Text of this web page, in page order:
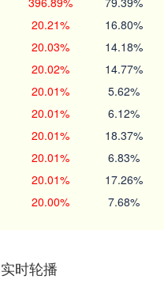
20.21% 16.80%
20.03% 14.18%
20.02% 14.77%
20.01% 5.62%
20.01% 6.12%
20.01% 18.37%
20.01% 6.83%
20.01% 17.26%
20.00% 7.68%
时轮播